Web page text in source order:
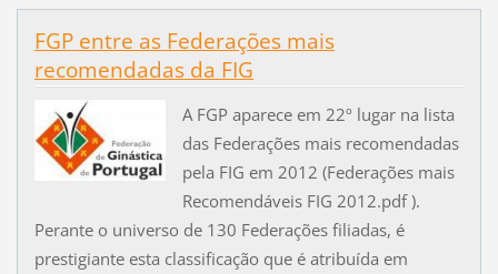
FGP entre as Federações mais
recomendadas da FIG
A FGP aparece em 22º lugar na lista
das Federações mais recomendadas
pela FIG em 2012 (Federações mais
Recomendáveis FIG 2012.pdf ).
Perante o universo de 130 Federações filiadas, é
prestigiante esta classificação que é atribuída em